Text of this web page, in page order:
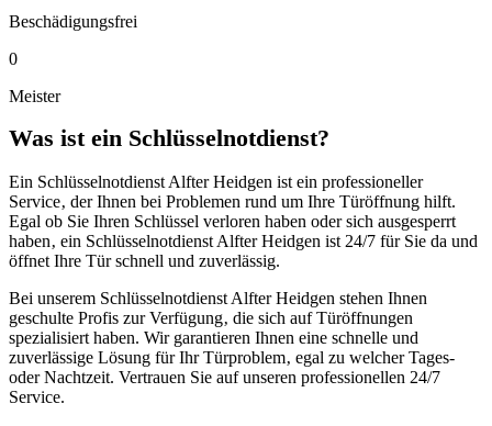
Beschädigungsfrei
0
Meister
Was ist ein Schlüsselnotdienst?​
Ein Schlüsselnotdienst Alfter Heidgen ist ein professioneller
Service‚ der Ihnen bei Problemen rund um Ihre Türöffnung hilft.​
Egal ob Sie Ihren Schlüssel verloren haben oder sich ausgesperrt
haben‚ ein Schlüsselnotdienst Alfter Heidgen ist 24/7 für Sie da und
öffnet Ihre Tür schnell und zuverlässig.​
Bei unserem Schlüsselnotdienst Alfter Heidgen stehen Ihnen
geschulte Profis zur Verfügung‚ die sich auf Türöffnungen
spezialisiert haben.​ Wir garantieren Ihnen eine schnelle und
zuverlässige Lösung für Ihr Türproblem‚ egal zu welcher Tages-
oder Nachtzeit.​ Vertrauen Sie auf unseren professionellen 24/7
Service.​